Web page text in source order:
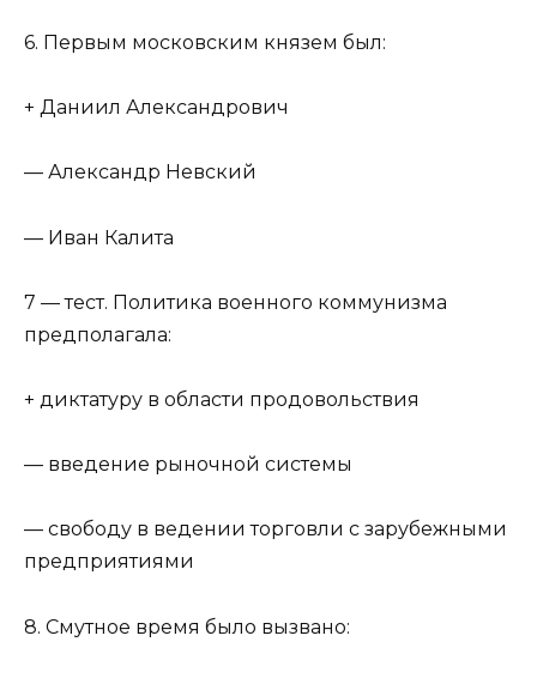
6. Первым московским князем был:
+ Даниил Александрович
— Александр Невский
— Иван Калита
7 — тест. Политика военного коммунизма
предполагала:
+ диктатуру в области продовольствия
— введение рыночной системы
— свободу в ведении торговли с зарубежными
предприятиями
8. Смутное время было вызвано: